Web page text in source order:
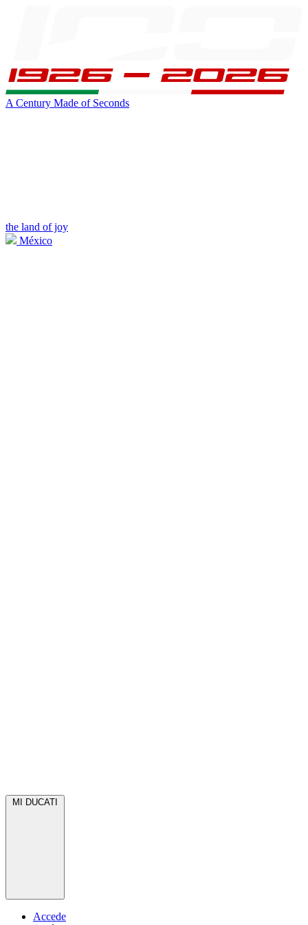
A Century Made of Seconds
the land of joy
México
MI DUCATI
Accede